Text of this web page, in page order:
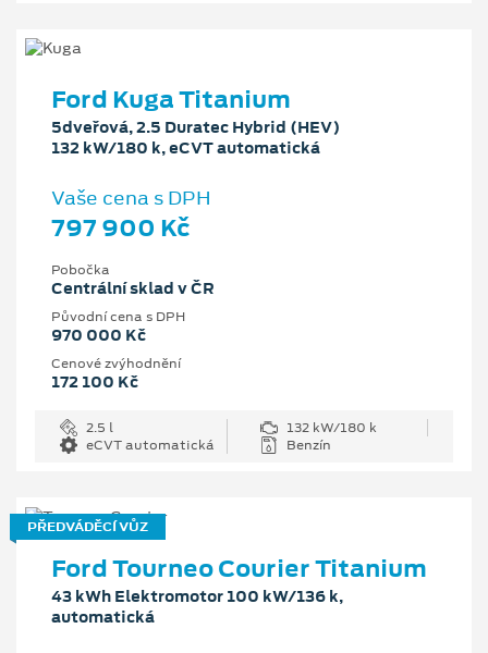
Ford Kuga Titanium
5dveřová, 2.5 Duratec Hybrid (HEV)
132 kW/180 k, eCVT automatická
Vaše cena s DPH
797 900 Kč
Pobočka
Centrální sklad v ČR
Původní cena s DPH
970 000 Kč
Cenové zvýhodnění
172 100 Kč
2.5 l
132 kW/180 k
eCVT automatická
Benzín
PŘEDVÁDĚCÍ VŮZ
Ford Tourneo Courier Titanium
43 kWh Elektromotor 100 kW/136 k,
automatická